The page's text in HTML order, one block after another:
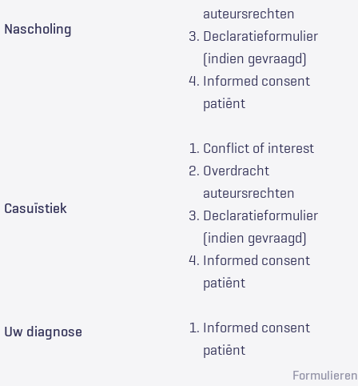
Formulieren
Nascholing
auteursrechten
Declaratieformulier
(indien gevraagd)
Informed consent
patiënt
Casuïstiek
Conflict of interest
Overdracht
auteursrechten
Declaratieformulier
(indien gevraagd)
Informed consent
patiënt
Uw diagnose
Informed consent
patiënt